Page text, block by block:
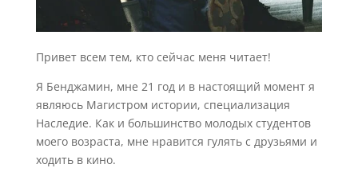
Привет всем тем, кто сейчас меня читает!
Я Бенджамин, мне 21 год и в настоящий момент я
являюсь Магистром истории, специализация
Наследие. Как и большинство молодых студентов
моего возраста, мне нравится гулять с друзьями и
ходить в кино.